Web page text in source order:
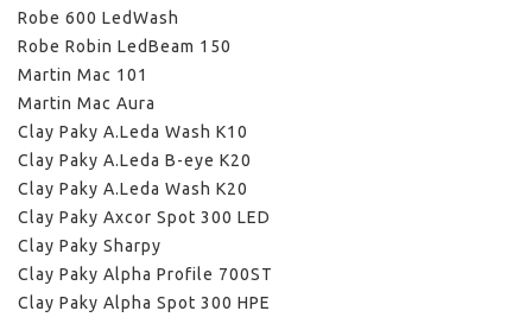
Robe 600 LedWash
Robe Robin LedBeam 150
Martin Mac 101
Martin Mac Aura
Clay Paky A.Leda Wash K10
Clay Paky A.Leda B-eye K20
Clay Paky A.Leda Wash K20
Clay Paky Axcor Spot 300 LED
Clay Paky Sharpy
Clay Paky Alpha Profile 700ST
Clay Paky Alpha Spot 300 HPE